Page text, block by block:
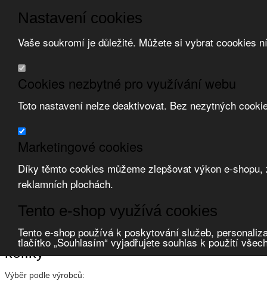
Nastavení cookies
Vaše soukromí je důležité. Můžete si vybrat coookies
Cookies nezbytné pro využívání webu
Toto nastavení nelze deaktivovat. Bez nezytných
Marketingové cookies
Díky těmto cookies můžeme zlepšovat výkon e-
reklamních plochách.
Tento e-shop využívá cookies
Tento e-shop používá k poskytování služeb,
tlačítko „Souhlasím“ vyjadřujete souhlas k použití
Přeskočit na hlavní obsah Přeskočit na doplňující obsah
Obchodní podmínky
Registrace
Zvolte měnu:
Přihlásit uživatele
Úvod Kabely a vodiče, příslušenství ukončovací a spojovací prvky
kolíky
Výběr podle výrobců: